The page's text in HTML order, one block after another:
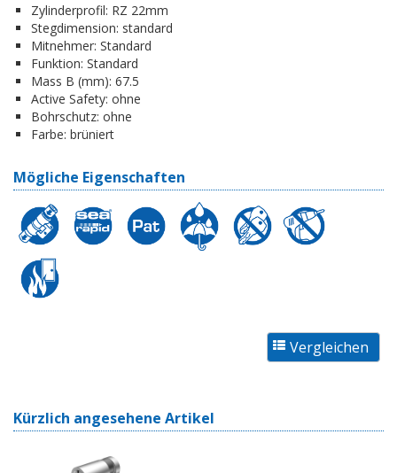
Zylinderprofil: RZ 22mm
Stegdimension: standard
Mitnehmer: Standard
Funktion: Standard
Mass B (mm): 67.5
Active Safety: ohne
Bohrschutz: ohne
Farbe: brüniert
Mögliche Eigenschaften
Kürzlich angesehene Artikel